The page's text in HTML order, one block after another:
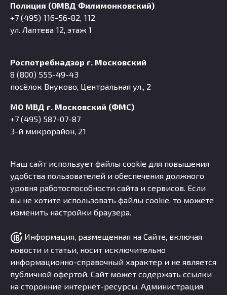
Полиция (ОМВД Филимонковский)
+7 (495) 116-56-82, 112
ул. Лаптева 12, этаж 1
Роспотребнадзор г. Московский
8 (800) 555-49-43
посёлок Внуково, Центральная ул., 2
МО МВД г. Московский (ФМС)
+7 (495) 587-07-87
3-й микрорайон, 21
Наш сайт использует файлы cookie для повышения
удобства пользователей и обеспечения должного
уровня работоспособности сайта и сервисов. Если
вы не хотите использовать файлы cookie, то можете
изменить настройки браузера.
Информация, размещенная на Сайте, включая
новости и статьи, носит исключительно
информационно-справочный характер и не является
публичной офертой. Сайт может содержать ссылки
на сторонние интернет-ресурсы. Администрация